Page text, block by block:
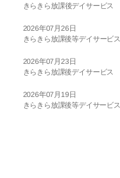
きらきら放課後デイサービス
2026年07月26日
きらきら放課後等デイサービス
2026年07月23日
きらきら放課後デイサービス
2026年07月19日
きらきら放課後等デイサービス